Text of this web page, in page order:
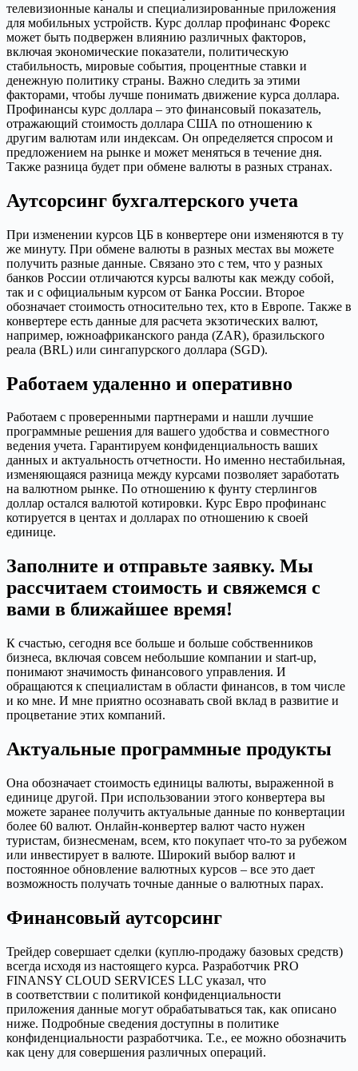
телевизионные каналы и специализированные приложения
для мобильных устройств. Курс доллар профинанс Форекс
может быть подвержен влиянию различных факторов,
включая экономические показатели, политическую
стабильность, мировые события, процентные ставки и
денежную политику страны. Важно следить за этими
факторами, чтобы лучше понимать движение курса доллара.
Профинансы курс доллара – это финансовый показатель,
отражающий стоимость доллара США по отношению к
другим валютам или индексам. Он определяется спросом и
предложением на рынке и может меняться в течение дня.
Также разница будет при обмене валюты в разных странах.
Аутсорсинг бухгалтерского учета
При изменении курсов ЦБ в конвертере они изменяются в ту
же минуту. При обмене валюты в разных местах вы можете
получить разные данные. Связано это с тем, что у разных
банков России отличаются курсы валюты как между собой,
так и с официальным курсом от Банка России. Второе
обозначает стоимость относительно тех, кто в Европе. Также в
конвертере есть данные для расчета экзотических валют,
например, южноафриканского ранда (ZAR), бразильского
реала (BRL) или сингапурского доллара (SGD).
Работаем удаленно и оперативно
Работаем с проверенными партнерами и нашли лучшие
программные решения для вашего удобства и совместного
ведения учета. Гарантируем конфиденциальность ваших
данных и актуальность отчетности. Но именно нестабильная,
изменяющаяся разница между курсами позволяет заработать
на валютном рынке. По отношению к фунту стерлингов
доллар остался валютой котировки. Курс Евро профинанс
котируется в центах и долларах по отношению к своей
единице.
Заполните и отправьте заявку. Мы
рассчитаем стоимость и свяжемся с
вами в ближайшее время!
К счастью, сегодня все больше и больше собственников
бизнеса, включая совсем небольшие компании и start-up,
понимают значимость финансового управления. И
обращаются к специалистам в области финансов, в том числе
и ко мне. И мне приятно осознавать свой вклад в развитие и
процветание этих компаний.
Актуальные программные продукты
Она обозначает стоимость единицы валюты, выраженной в
единице другой. При использовании этого конвертера вы
можете заранее получить актуальные данные по конвертации
более 60 валют. Онлайн-конвертер валют часто нужен
туристам, бизнесменам, всем, кто покупает что-то за рубежом
или инвестирует в валюте. Широкий выбор валют и
постоянное обновление валютных курсов – все это дает
возможность получать точные данные о валютных парах.
Финансовый аутсорсинг
Трейдер совершает сделки (куплю-продажу базовых средств)
всегда исходя из настоящего курса. Разработчик PRO
FINANSY CLOUD SERVICES LLC указал, что
в соответствии с политикой конфиденциальности
приложения данные могут обрабатываться так, как описано
ниже. Подробные сведения доступны в политике
конфиденциальности разработчика. Т.е., ее можно обозначить
как цену для совершения различных операций.